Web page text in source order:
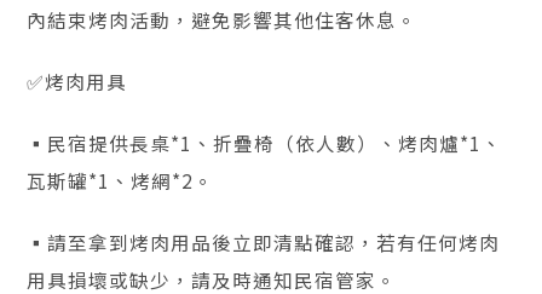
內結束烤肉活動，避免影響其他住客休息。
✅烤肉用具
▪️民宿提供長桌*1、折疊椅（依人數）、烤肉爐*1、
瓦斯罐*1、烤網*2。
▪️請至拿到烤肉用品後立即清點確認，若有任何烤肉
用具損壞或缺少，請及時通知民宿管家。